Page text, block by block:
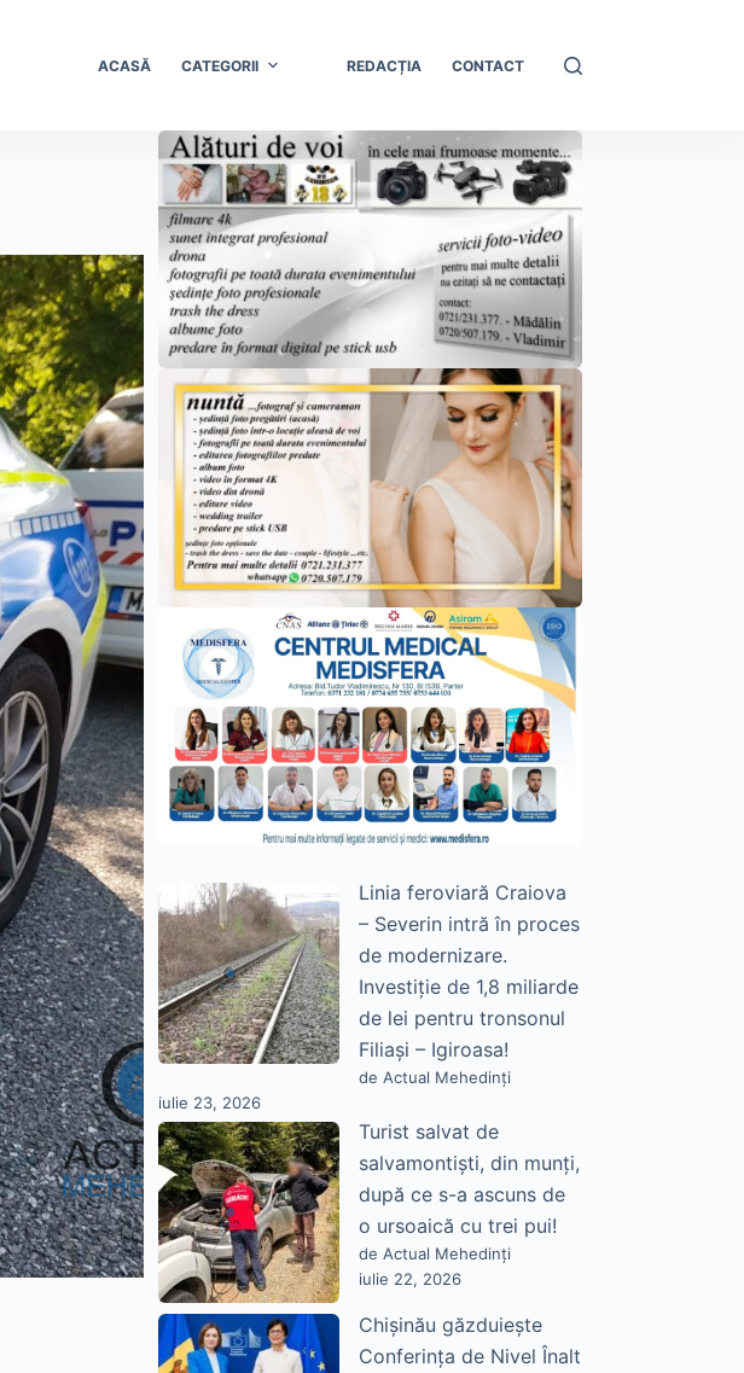
ACASĂ CATEGORII REDACȚIA CONTACT
Linia feroviară Craiova
– Severin intră în proces
de modernizare.
Investiție de 1,8 miliarde
de lei pentru tronsonul
Filiași – Igiroasa!
de Actual Mehedinți
iulie 23, 2026
Turist salvat de
salvamontiști, din munți,
după ce s-a ascuns de
o ursoaică cu trei pui!
de Actual Mehedinți
iulie 22, 2026
Chișinău găzduiește
Conferința de Nivel Înalt